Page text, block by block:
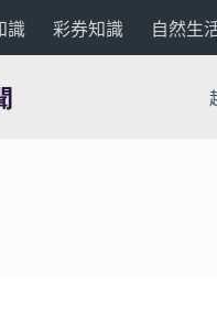
識 彩券知識 自然生